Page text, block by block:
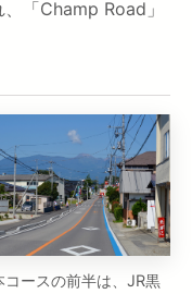
「Champ Road」
コースの前半は、JR黒